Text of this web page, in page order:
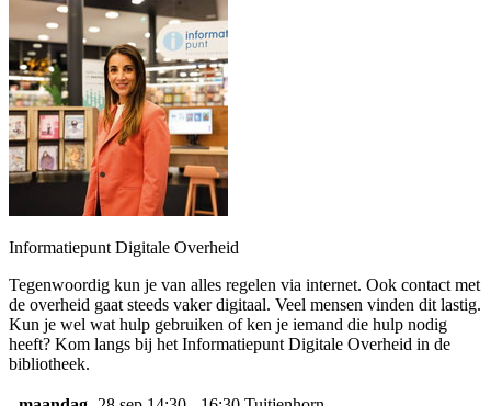
Informatiepunt Digitale Overheid
Tegenwoordig kun je van alles regelen via internet. Ook contact met
de overheid gaat steeds vaker digitaal. Veel mensen vinden dit lastig.
Kun je wel wat hulp gebruiken of ken je iemand die hulp nodig
heeft? Kom langs bij het Informatiepunt Digitale Overheid in de
bibliotheek.